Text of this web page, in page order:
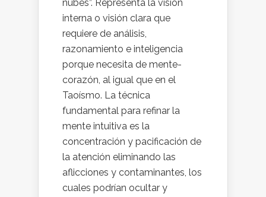
nubes”. Representa la visión
interna o visión clara que
requiere de análisis,
razonamiento e inteligencia
porque necesita de mente-
corazón, al igual que en el
Taoísmo. La técnica
fundamental para refinar la
mente intuitiva es la
concentración y pacificación de
la atención eliminando las
aflicciones y contaminantes, los
cuales podrían ocultar y